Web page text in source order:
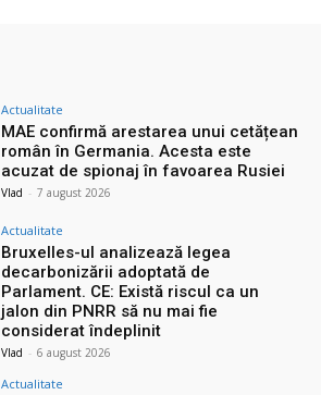
Actualitate
MAE confirmă arestarea unui cetățean
român în Germania. Acesta este
acuzat de spionaj în favoarea Rusiei
Vlad - 7 august 2026
Actualitate
Bruxelles-ul analizează legea
decarbonizării adoptată de
Parlament. CE: Există riscul ca un
jalon din PNRR să nu mai fie
considerat îndeplinit
Vlad - 6 august 2026
Actualitate